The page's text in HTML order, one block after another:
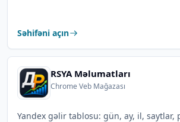
Səhifəni açın
RSYA Məlumatları
Chrome Veb Mağazası
Yandex gəlir tablosu: gün, ay, il, saytlar,